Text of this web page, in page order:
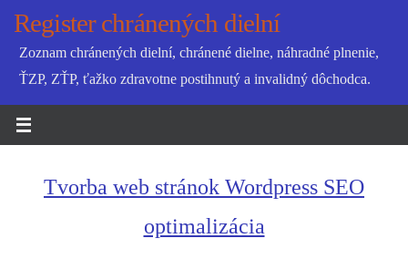
SkipRegister chránených dielní
Zoznam chránených dielní, chránené dielne, náhradné plnenie,
ŤZP, ZŤP, ťažko zdravotne postihnutý a invalidný dôchodca.
Tvorba web stránok Wordpress SEO
optimalizácia